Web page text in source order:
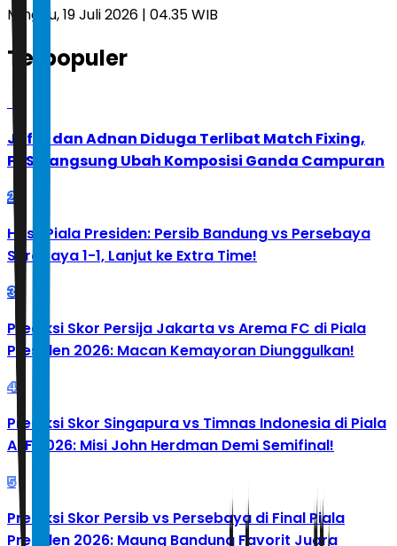
Minggu, 19 Juli 2026 | 04.35 WIB
Terpopuler
Jafar dan Adnan Diduga Terlibat Match Fixing,
PBSI Langsung Ubah Komposisi Ganda Campuran
2
Hasil Piala Presiden: Persib Bandung vs Persebaya
Surabaya 1-1, Lanjut ke Extra Time!
3
Prediksi Skor Persija Jakarta vs Arema FC di Piala
Presiden 2026: Macan Kemayoran Diunggulkan!
4
Prediksi Skor Singapura vs Timnas Indonesia di Piala
AFF 2026: Misi John Herdman Demi Semifinal!
5
Prediksi Skor Persib vs Persebaya di Final Piala
Presiden 2026: Maung Bandung Favorit Juara